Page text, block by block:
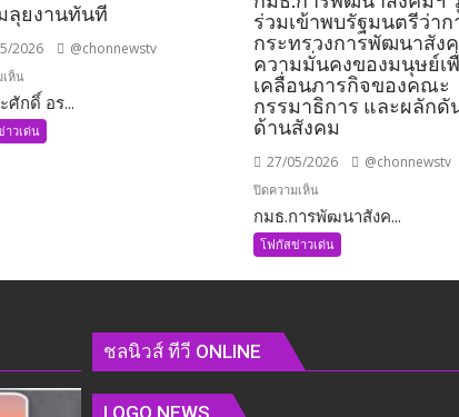
ลุยงานทันที
2026 @chonnewstv
ห็น
สว.ธีร
ะ
ศักดิ์
พร้อม
ลุย
ศักดิ์ อร...
วเด่น
ร่วมเข้าพบรัฐมนตรีว่าก
กระทรวงการพัฒนาสัง
ความมั่นคงของมนุษย์เ
เคลื่อนภารกิจของคณะ
กรรมาธิการ และผลักดั
ด้านสังคม
27/05/2026 @chonnewstv
ปิดความเห็น
กมธ.การ
พัฒนา
สังคมฯ
กมธ.การพัฒนาสังค...
โฟกัสข่าวเด่น
ชลนิวส์ ทีวี ONLINE
LOGO NEWS